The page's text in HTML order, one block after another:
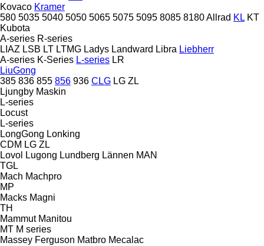
Kovaco Kramer
580 5035 5040 5050 5065 5075 5095 8085 8180Allrad KL KT
Kubota
A-series R-series
LIAZ LSB LT LTMG Ladys Landward Libra Liebherr
A-series K-Series L-series LR
LiuGong
385 836 855 856 936 CLG LG ZL
Ljungby Maskin
L-series
Locust
L-series
LongGong Lonking
CDM LG ZL
Lovol
Lugong Lundberg Lännen MAN
TGL
Mach Machpro
MP
Macks Magni
TH
Mammut Manitou
MT M series
Massey Ferguson Matbro Mecalac